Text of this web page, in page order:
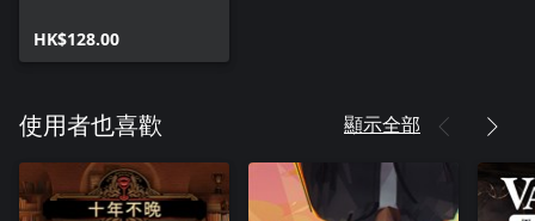
HK$128.00
使用者也喜歡 顯示全部